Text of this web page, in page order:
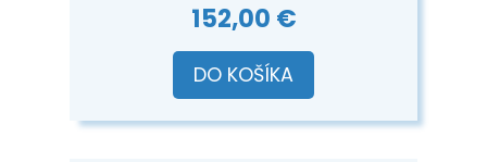
152,00 €
DO KOŠÍKA